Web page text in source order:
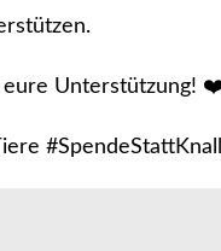
eure Unterstützung!